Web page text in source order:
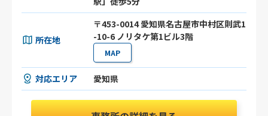
所在地
〒453-0014 愛知県名古屋市中村区則武1
-10-6 ノリタケ第1ビル3階
MAP
対応エリア 愛知県